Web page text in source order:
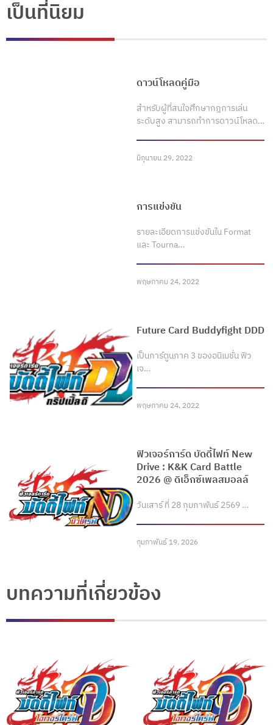
เป็นที่นิยม
ดาวน์โหลดคู่มือ
สำหรับผู้ที่สนใจศึกษากฎการเล่น
ระดับสูง สามารถทำการดาวน์โหลด…
มิถุนายน 29, 2022
การแข่งขัน
รายละเอียดการแข่งขันใน Format
และ Tourna…
พฤษภาคม 24, 2022
Future Card Buddyfight DDD
เป็นการ์ตูนภาค 3 ของอนิเมชั่น ฟิว
เจ…
พฤษภาคม 24, 2022
ฟิวเจอร์การ์ด บัดดี้ไฟท์ New
Drive : K&K Card Battle
2026 @ ดิเอ็กซ์เพลสมอลล์
วันเสาร์ ที่ 28 กุมภาพันธ์ 2569 …
กุมภาพันธ์ 19, 2026
บทความที่เกี่ยวข้อง